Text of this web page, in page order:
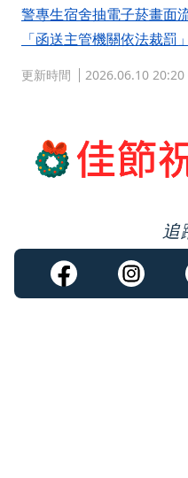
警專生宿舍抽電子菸畫
「函送主管機關依法裁罰」
更新時間 2026.06.10 20:20
追